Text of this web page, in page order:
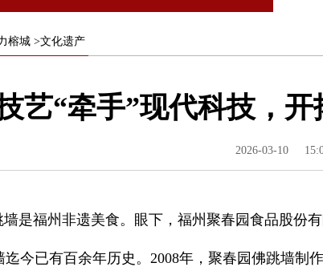
榕城 >文化遗产
艺“牵手”现代科技，
2026-03-10
福州非遗美食。眼下，福州聚春园食品股份有
已有百余年历史。2008年，聚春园佛跳墙制